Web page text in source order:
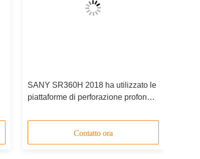
SANY SR360H 2018 ha utilizzato le
piattaforme di perforazione profonde
lavorate
Contatto ora